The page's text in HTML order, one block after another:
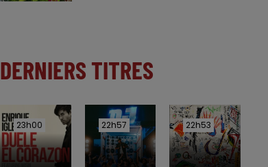
DERNIERS TITRES
23h00
23h00 22h57
22h57 22h53
22h53